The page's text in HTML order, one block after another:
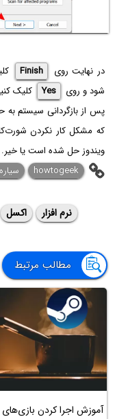
در نهایت روی Finish
شود و روی
Yes
کلیک
پس از بازگردانی سیستم به
که مشکل کار نکردن
ویندوز حل شده است یا خیر.
howtogeek
نرم افزار اکسل
مطالب مرتبط
آموزش اجرا کردن بازی‌های